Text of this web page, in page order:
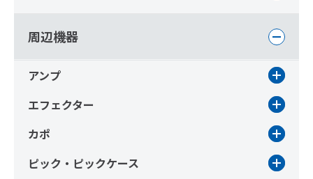
周辺機器
アンプ
エフェクター
カポ
ピック・ピックケース